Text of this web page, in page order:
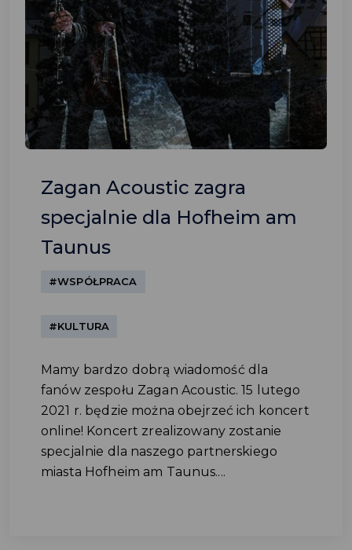
Zagan Acoustic zagra
specjalnie dla Hofheim am
Taunus
#WSPÓŁPRACA
#KULTURA
Mamy bardzo dobrą wiadomość dla
fanów zespołu Zagan Acoustic. 15 lutego
2021 r. będzie można obejrzeć ich koncert
online! Koncert zrealizowany zostanie
specjalnie dla naszego partnerskiego
miasta Hofheim am Taunus....